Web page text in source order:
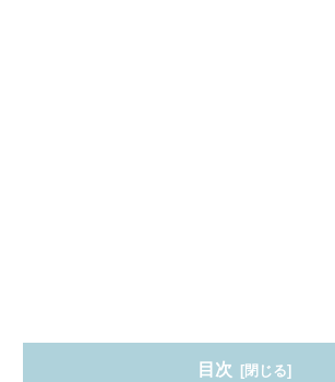
目次